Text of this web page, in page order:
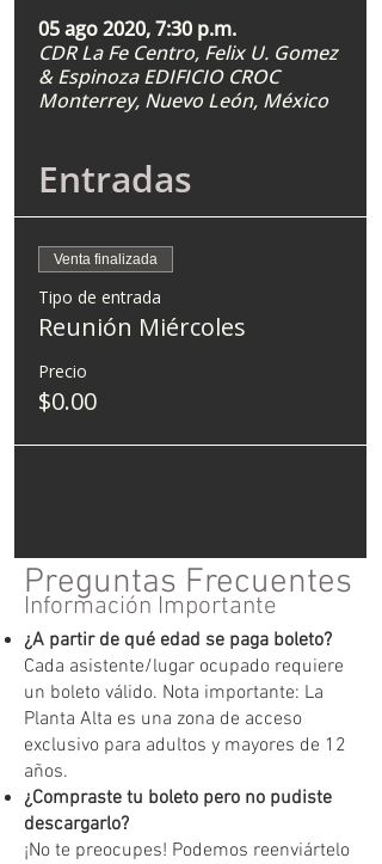
05 ago 2020, 7:30 p.m.
CDR La Fe Centro, Felix U. Gomez
& Espinoza EDIFICIO CROC
Monterrey, Nuevo León, México
Entradas
Venta finalizada
Tipo de entrada
Reunión Miércoles
Precio
$0.00
Preguntas Frecuentes
Información Importante
¿A partir de qué edad se paga boleto?
Cada asistente/lugar ocupado requiere
un boleto válido. Nota importante: La
Planta Alta es una zona de acceso
exclusivo para adultos y mayores de 12
años.
¿Compraste tu boleto pero no pudiste
descargarlo?
¡No te preocupes! Podemos reenviártelo